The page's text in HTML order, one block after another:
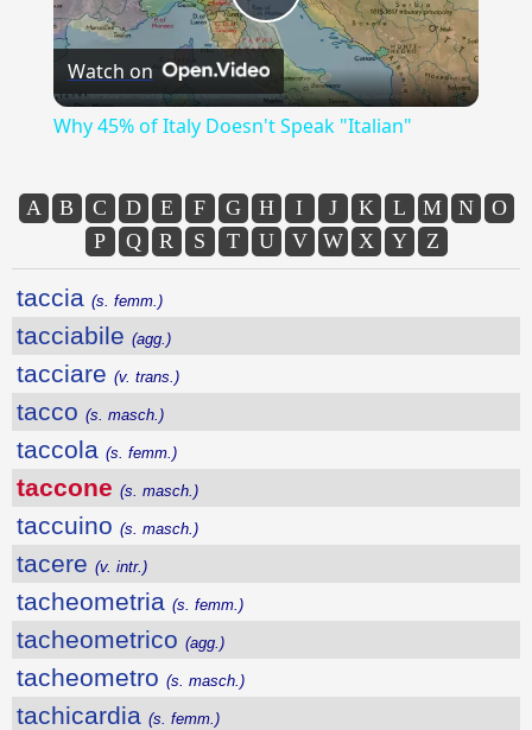
Play
Video
Watch on
Why 45% of Italy Doesn't Speak "Italian"
A B C D E F G H I J K L M N
O
P
Q R S T U V W X Y Z
taccia (s. femm.)
tacciabile (agg.)
tacciare (v. trans.)
tacco (s. masch.)
taccola (s. femm.)
taccone (s. masch.)
taccuino (s. masch.)
tacere (v. intr.)
tacheometria (s. femm.)
tacheometrico (agg.)
tacheometro (s. masch.)
tachicardia (s. femm.)